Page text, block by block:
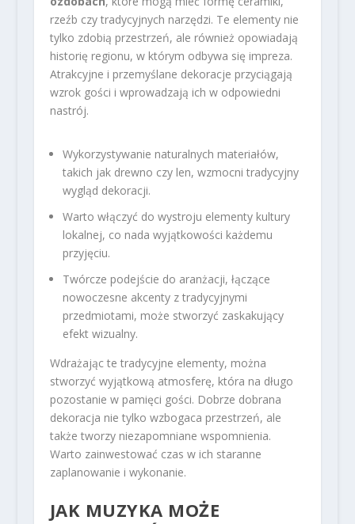
rzeźb czy tradycyjnych narzędzi. Te elementy nie
tylko zdobią przestrzeń, ale również opowiadają
historię regionu, w którym odbywa się impreza.
Atrakcyjne i przemyślane dekoracje przyciągają
wzrok gości i wprowadzają ich w odpowiedni
nastrój.
Wykorzystywanie naturalnych materiałów,
takich jak drewno czy len, wzmocni tradycyjny
wygląd dekoracji.
Warto włączyć do wystroju elementy kultury
lokalnej, co nada wyjątkowości każdemu
przyjęciu.
Twórcze podejście do aranżacji, łączące
nowoczesne akcenty z tradycyjnymi
przedmiotami, może stworzyć zaskakujący
efekt wizualny.
Wdrażając te tradycyjne elementy, można
stworzyć wyjątkową atmosferę, która na długo
pozostanie w pamięci gości. Dobrze dobrana
dekoracja nie tylko wzbogaca przestrzeń, ale
także tworzy niezapomniane wspomnienia.
Warto zainwestować czas w ich staranne
zaplanowanie i wykonanie.
JAK MUZYKA MOŻE